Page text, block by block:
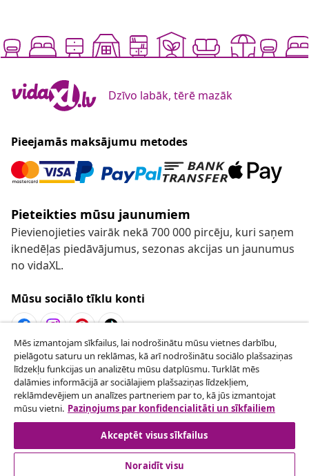
Dzīvo labāk, tērē mazāk
Pieejamās maksājumu metodes
Pieteikties mūsu jaunumiem
Pievienojieties vairāk nekā 700 000 pircēju, kuri saņem
iknedēļas piedāvājumus, sezonas akcijas un jaunumus
no vidaXL.
Mūsu sociālo tīklu konti
Atteikties no līguma
Iesniegt pieprasījumu par atteikšanos no
pasūtījuma.
Atteikties no līguma
Mēs izmantojam sīkfailus, lai nodrošinātu mūsu vietnes darbību,
pielāgotu saturu un reklāmas, kā arī nodrošinātu sociālo plašsaziņas
līdzekļu funkcijas un analizētu mūsu datplūsmu. Turklāt mēs
dalāmies informācijā ar sociālajiem plašsaziņas līdzekļiem,
reklāmdevējiem un analīzes partneriem par to, kā jūs izmantojat
mūsu vietni. Paziņojums par konfidencialitāti un sīkfailiem
Akceptēt visus sīkfailus
Noraidīt visu